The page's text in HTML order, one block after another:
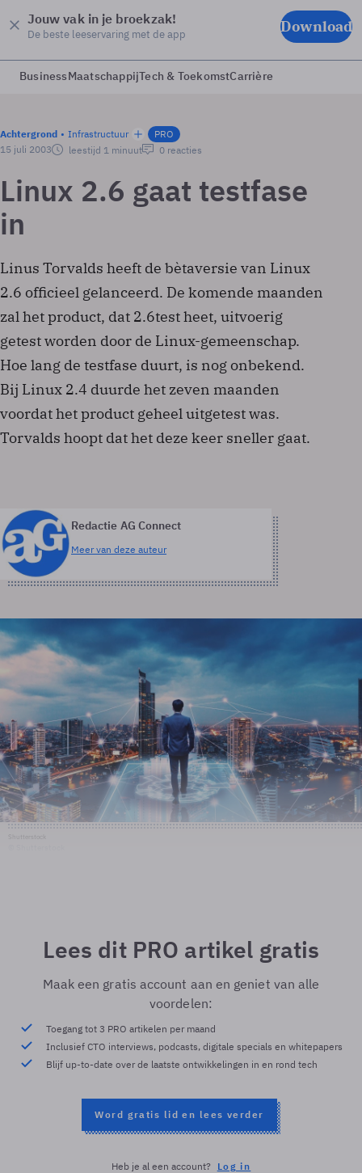
Jouw vak in je broekzak!
De beste leeservaring met de app Download
BusinessMaatschappijTech & ToekomstCarrière
Achtergrond Infrastructuur
PRO
15 juli 2003
leestijd 1 minuut 0 reacties
Linux 2.6 gaat testfase
in
Linus Torvalds heeft de bètaversie van Linux
2.6 officieel gelanceerd. De komende maanden
zal het product, dat 2.6test heet, uitvoerig
getest worden door de Linux-gemeenschap.
Hoe lang de testfase duurt, is nog onbekend.
Bij Linux 2.4 duurde het zeven maanden
voordat het product geheel uitgetest was.
Torvalds hoopt dat het deze keer sneller gaat.
Redactie AG Connect
Meer van deze auteur
Lees dit PRO artikel gratis
Maak een gratis account aan en geniet van alle
voordelen:
Toegang tot 3 PRO artikelen per maand
Inclusief CTO interviews, podcasts, digitale specials en whitepapers
Blijf up-to-date over de laatste ontwikkelingen in en rond tech
Word gratis lid en lees verder
Heb je al een account? Log in